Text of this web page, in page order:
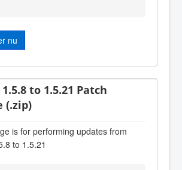
nu
to 1.5.21 Patch
(.zip)
is for performing updates from
to 1.5.21